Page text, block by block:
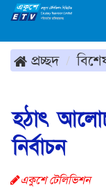
প্রচ্ছদ
হঠাৎ
নির্বাচন
একুশে টেলিভিশন